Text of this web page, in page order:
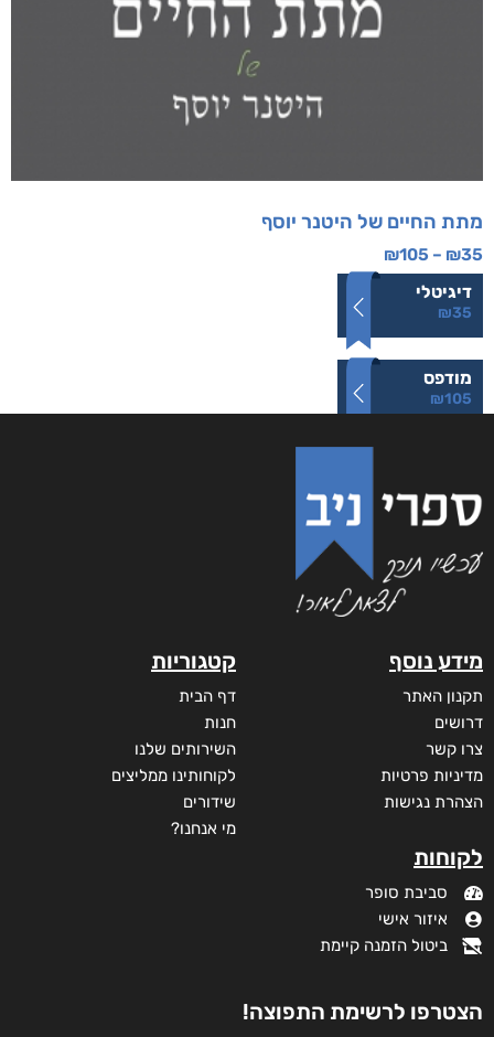
מתת החיים של היטנר יוסף
₪35
–
₪105
דיגיטלי
₪35
מודפס
₪105
מידע נוסף
תקנון האתר
דרושים
צרו קשר
מדיניות פרטיות
הצהרת נגישות
לקוחות
סביבת סופר
איזור אישי
ביטול הזמנה קיימת
קטגוריות
דף הבית
חנות
השירותים שלנו
לקוחותינו ממליצים
שידורים
מי אנחנו?
הצטרפו לרשימת התפוצה!